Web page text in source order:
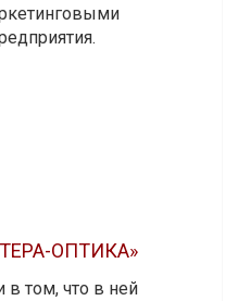
ОПТИКА»
в том, что в ней